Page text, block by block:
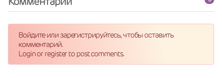
Войдите или зарегистрируйтесь, чтобы оставить
комментарий.
Login or register to post comments.